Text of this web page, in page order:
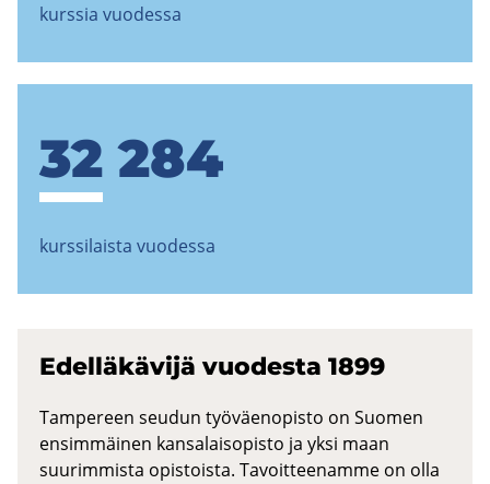
kurssia vuodessa
32 284
kurssilaista vuodessa
Edel­lä­kä­vi­jä vuo­des­ta 1899
Tampereen seudun työväenopisto on Suomen
ensimmäinen kansalaisopisto ja yksi maan
suurimmista opistoista. Tavoitteenamme on olla